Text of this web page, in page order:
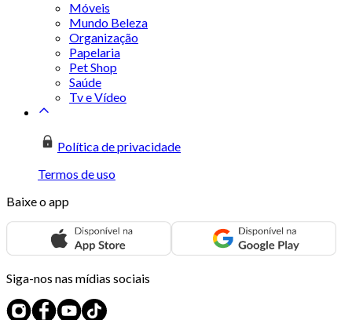
Móveis
Mundo Beleza
Organização
Papelaria
Pet Shop
Saúde
Tv e Vídeo
Política de privacidade
Termos de uso
Baixe o app
Siga-nos nas mídias sociais